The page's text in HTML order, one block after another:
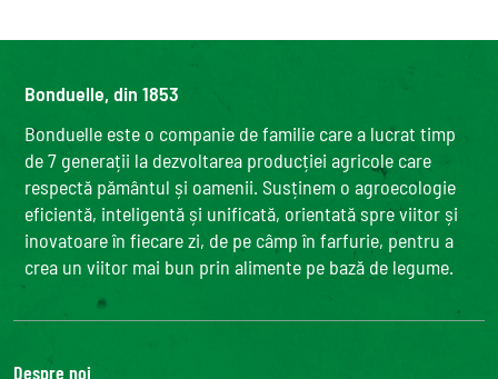
Bonduelle, din 1853
Bonduelle este o companie de familie care a lucrat timp
de 7 generații la dezvoltarea producției agricole care
respectă pământul și oamenii. Susținem o agroecologie
eficientă, inteligentă și unificată, orientată spre viitor și
inovatoare în fiecare zi, de pe câmp în farfurie, pentru a
crea un viitor mai bun prin alimente pe bază de legume.
Despre noi